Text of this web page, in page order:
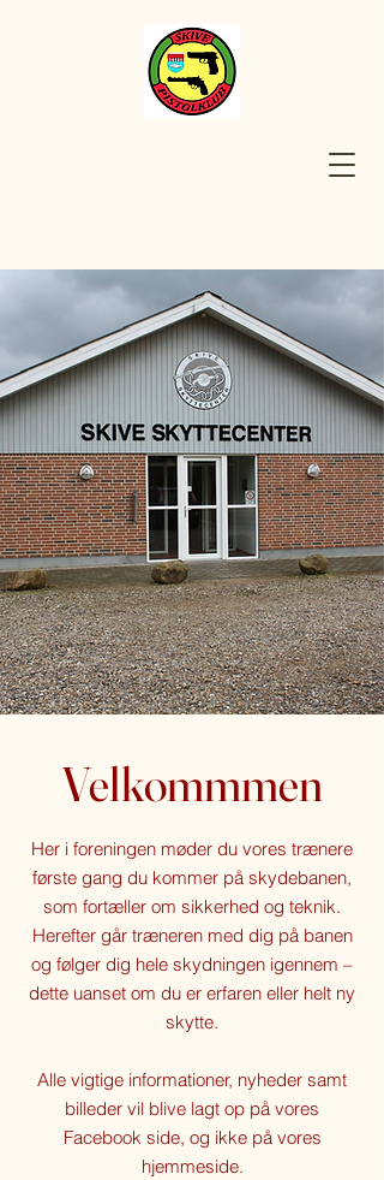
Velkommmen
Her i foreningen møder du vores trænere
første gang du kommer på skydebanen,
som fortæller om sikkerhed og teknik.
Herefter går træneren med dig på banen
og følger dig hele skydningen igennem –
dette uanset om du er erfaren eller helt ny
skytte.
Alle vigtige informationer, nyheder samt
billeder vil blive lagt op på vores
Facebook side, og ikke på vores
hjemmeside.